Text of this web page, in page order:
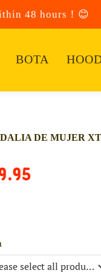
BOTA
48 hours！😊
DE MUJER